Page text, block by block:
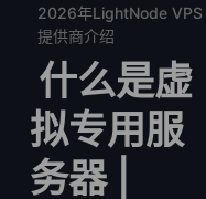
2026年LightNode VPS
提供商介绍
什么是虚
拟专用服
务器 |